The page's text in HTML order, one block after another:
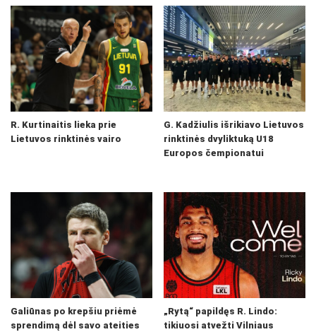
R. Kurtinaitis lieka prie
Lietuvos rinktinės vairo
G. Kadžiulis išrikiavo Lietuvos
rinktinės dvyliktuką U18
Europos čempionatui
Galiūnas po krepšiu priėmė
sprendimą dėl savo ateities
„Rytą“ papildęs R. Lindo:
tikiuosi atvežti Vilniaus